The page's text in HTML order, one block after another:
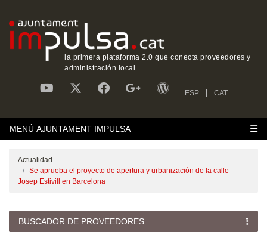
la primera plataforma 2.0 que conecta proveedores y
administración local
ESP CAT
MENÚ AJUNTAMENT IMPULSA
Actualidad
Se aprueba el proyecto de apertura y urbanización de la calle
Josep Estivill en Barcelona
BUSCADOR DE PROVEEDORES